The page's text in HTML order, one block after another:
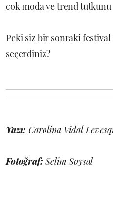
cok moda ve trend
Peki siz bir sonraki festival
seçerdiniz?
Yazı: Carolina Vidal
Fotoğraf:Selim Soysal